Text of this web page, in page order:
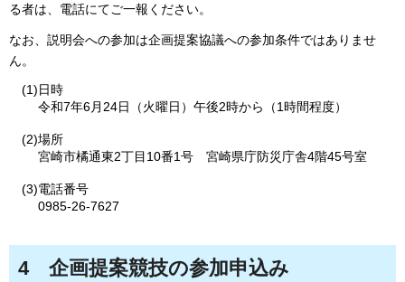
る者は、電話にてご一報ください。
なお、説明会への参加は企画提案協議への参加条件ではありませ
ん。
(1)日時
令和7年6月24日（火曜日）午後2時から（1時間程度）
(2)場所
宮崎市橘通東2丁目10番1号
宮崎県庁防災庁舎4階45号室
(3)電話番号
0985-26-7627
4 企画提案競技の参加申込み